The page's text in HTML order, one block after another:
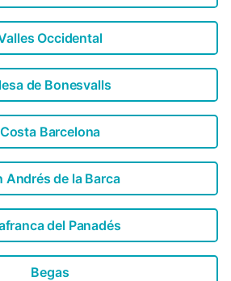
Occidental
de Bonesvalls
Costa Barcelona
Andrés de la Barca
del Panadés
Begas